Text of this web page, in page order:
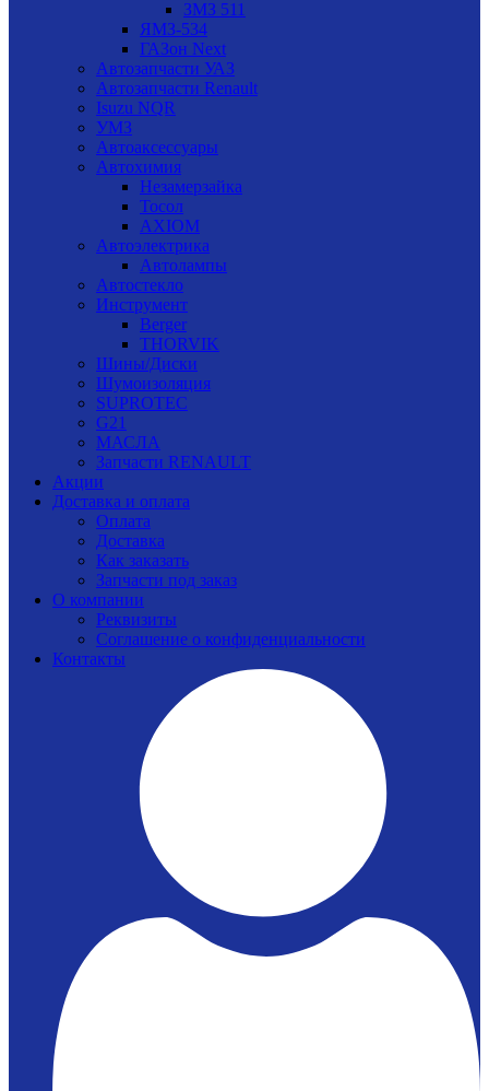
ЗМЗ 511
ЯМЗ-534
ГАЗон Next
Автозапчасти УАЗ
Автозапчасти Renault
Isuzu NQR
УМЗ
Автоаксессуары
Автохимия
Незамерзайка
Тосол
AXIOM
Автоэлектрика
Автолампы
Автостекло
Инструмент
Berger
THORVIK
Шины/Диски
Шумоизоляция
SUPROTEC
G21
МАСЛА
Запчасти RENAULT
Акции
Доставка и оплата
Оплата
Доставка
Как заказать
Запчасти под заказ
О компании
Реквизиты
Соглашение о конфиденциальности
Контакты